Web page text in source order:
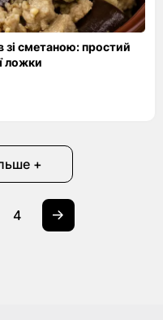
зі сметаною: простий
ложки
+
4